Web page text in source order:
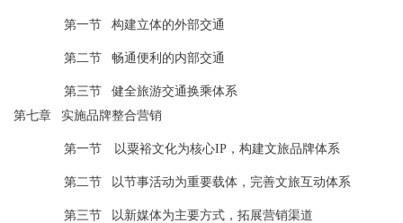
第一节 构建立体的外部交通
第二节 畅通便利的内部交通
第三节
健全旅游交通换乘体系
第七章
实施品牌整合营销
第一节 以粟裕文化为核心IP ，构建文旅品牌体系
第二节 以节事活动为重要载体，完善文旅互动体系
第三节
以新媒体为主要方式，拓展营销渠道